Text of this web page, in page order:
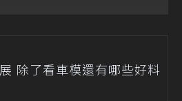
除了看車模還有哪些好料